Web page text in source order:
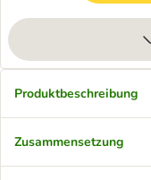
Produktbeschreibung
Zusammensetzung